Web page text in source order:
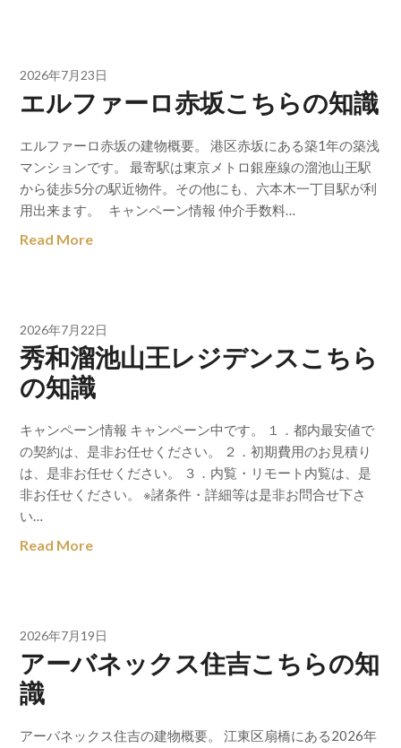
2026年7月23日
エルファーロ赤坂こちらの知識
エルファーロ赤坂の建物概要。 港区赤坂にある築1年の築浅
マンションです。 最寄駅は東京メトロ銀座線の溜池山王駅
から徒歩5分の駅近物件。その他にも、六本木一丁目駅が利
用出来ます。 キャンペーン情報 仲介手数料…
Read More
2026年7月22日
秀和溜池山王レジデンスこちら
の知識
キャンペーン情報 キャンペーン中です。 １．都内最安値で
の契約は、是非お任せください。 ２．初期費用のお見積り
は、是非お任せください。 ３．内覧・リモート内覧は、是
非お任せください。 ※諸条件・詳細等は是非お問合せ下さ
い…
Read More
2026年7月19日
アーバネックス住吉こちらの知
識
アーバネックス住吉の建物概要。 江東区扇橋にある2026年